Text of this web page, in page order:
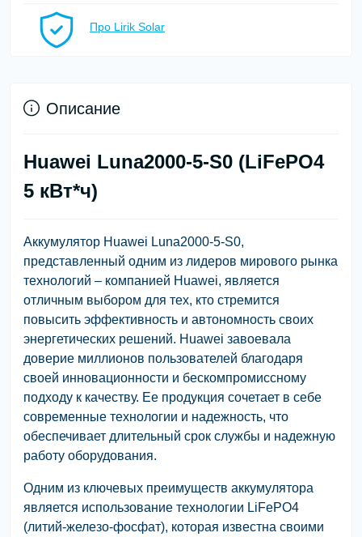
Про Lirik Solar
Описание
Huawei Luna2000-5-S0 (LiFePO4
5 кВт*ч)
Аккумулятор Huawei Luna2000-5-S0,
представленный одним из лидеров мирового рынка
технологий – компанией Huawei, является
отличным выбором для тех, кто стремится
повысить эффективность и автономность своих
энергетических решений. Huawei завоевала
доверие миллионов пользователей благодаря
своей инновационности и бескомпромиссному
подходу к качеству. Ее продукция сочетает в себе
современные технологии и надежность, что
обеспечивает длительный срок службы и надежную
работу оборудования.
Одним из ключевых преимуществ аккумулятора
является использование технологии LiFePO4
(литий-железо-фосфат), которая известна своими